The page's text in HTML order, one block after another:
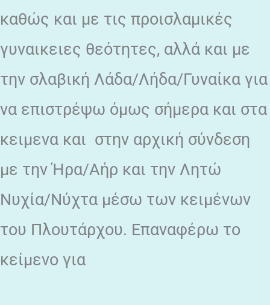
καθώς και με τις προισλαμικές
γυναικειες θεότητες, αλλά και με
την σλαβική Λάδα/Λήδα/Γυναίκα για
να επιστρέψω όμως σήμερα και στα
κειμενα και στην αρχική σύνδεση
με την Ήρα/Αήρ και την Λητώ
Νυχία/Νύχτα μέσω των κειμένων
του Πλουτάρχου. Επαναφέρω το
κείμενο για